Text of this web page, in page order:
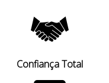
Confiança Total